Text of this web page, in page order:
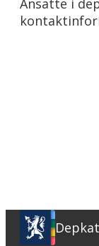
Ansatte i